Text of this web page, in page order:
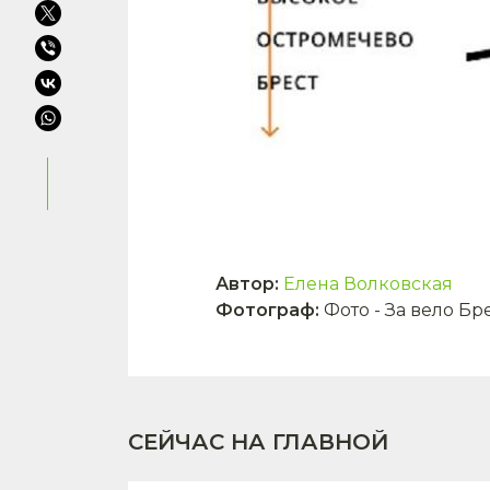
Автор: Елена Волковская
Фотограф: Фото - За вело
СЕЙЧАС НА ГЛАВНОЙ